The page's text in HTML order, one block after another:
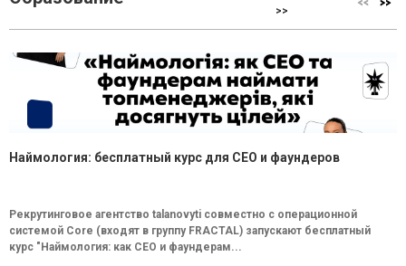
>>
Наймология: бесплатный курс для CEO и фаундеров
Рекрутинговое агентство talanovyti совместно с операционной
системой Core (входят в группу FRACTAL) запускают бесплатный
курс "Наймология: как СEO и фаундерам...